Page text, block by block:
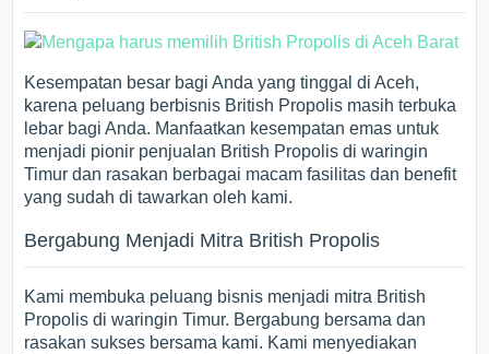
Kesempatan besar bagi Anda yang tinggal di Aceh,
karena peluang berbisnis British Propolis masih terbuka
lebar bagi Anda. Manfaatkan kesempatan emas untuk
menjadi pionir penjualan British Propolis di waringin
Timur dan rasakan berbagai macam fasilitas dan benefit
yang sudah di tawarkan oleh kami.
Bergabung Menjadi Mitra British Propolis
Kami membuka peluang bisnis menjadi mitra British
Propolis di waringin Timur. Bergabung bersama dan
rasakan sukses bersama kami. Kami menyediakan